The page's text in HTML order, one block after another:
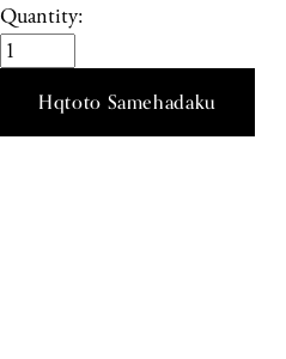
Quantity:
Hqtoto Samehadaku